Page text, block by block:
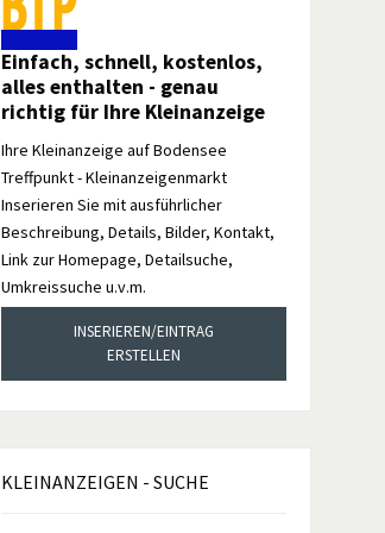
Einfach, schnell, kostenlos,
alles enthalten - genau
richtig für Ihre Kleinanzeige
Ihre Kleinanzeige auf Bodensee
Treffpunkt - Kleinanzeigenmarkt
Inserieren Sie mit ausführlicher
Beschreibung, Details, Bilder, Kontakt,
Link zur Homepage, Detailsuche,
Umkreissuche u.v.m.
INSERIEREN/EINTRAG
ERSTELLEN
KLEINANZEIGEN - SUCHE